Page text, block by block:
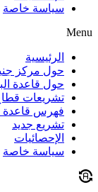
سياسة خاصة
Menu
الرئيسية
حول مركز
حول قاعدة
تشريعات قطاع
فهرس قاعدة
تشريع جديد
الإحصائيات
سياسة خاصة